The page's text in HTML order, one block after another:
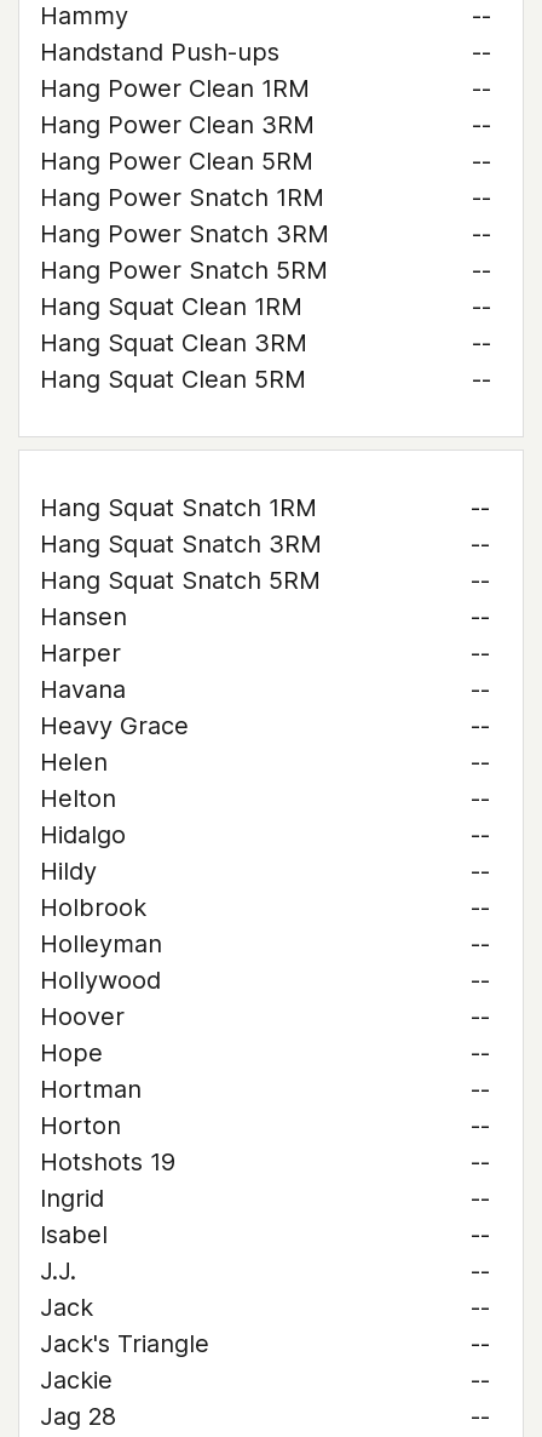
Hammy
--
Handstand Push-ups
--
Hang Power Clean 1RM
--
Hang Power Clean 3RM
--
Hang Power Clean 5RM
--
Hang Power Snatch 1RM
--
Hang Power Snatch 3RM
--
Hang Power Snatch 5RM
--
Hang Squat Clean 1RM
--
Hang Squat Clean 3RM
--
Hang Squat Clean 5RM
--
Hang Squat Snatch 1RM
--
Hang Squat Snatch 3RM
--
Hang Squat Snatch 5RM
--
Hansen
--
Harper
--
Havana
--
Heavy Grace
--
Helen
--
Helton
--
Hidalgo
--
Hildy
--
Holbrook
--
Holleyman
--
Hollywood
--
Hoover
--
Hope
--
Hortman
--
Horton
--
Hotshots 19
--
Ingrid
--
Isabel
--
J.J.
--
Jack
--
Jack's Triangle
--
Jackie
--
Jag 28
--